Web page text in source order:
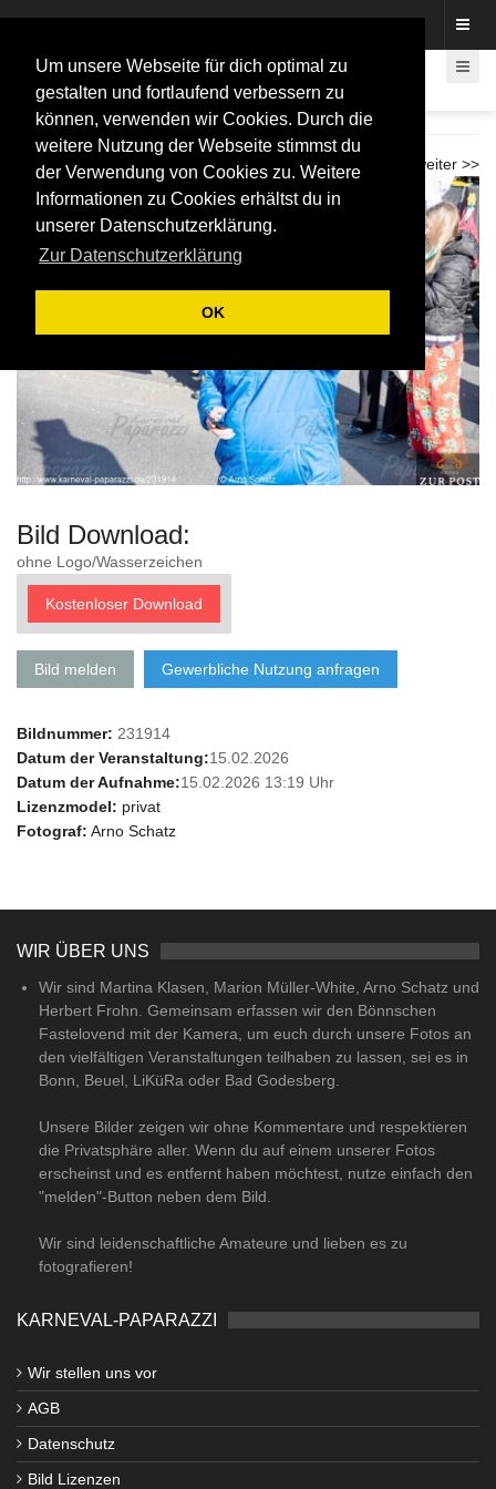
Um unsere Webseite für dich optimal zu
gestalten und fortlaufend verbessern zu
können, verwenden wir Cookies. Durch die
weitere Nutzung der Webseite stimmst du
der Verwendung von Cookies zu. Weitere
Informationen zu Cookies erhältst du in
unserer Datenschutzerklärung.
Zur Datenschutzerklärung
OK
LiKüRa Karnevalzug 2026
weiter >>
<< zurück
Bild Download:
ohne Logo/Wasserzeichen
Kostenloser Download
Bild melden Gewerbliche Nutzung anfragen
Bildnummer: 231914
Datum der Veranstaltung:15.02.2026
Datum der Aufnahme:15.02.2026 13:19 Uhr
Lizenzmodel: privat
Fotograf: Arno Schatz
WIR ÜBER UNS
Wir sind Martina Klasen, Marion Müller-White, Arno Schatz und
Herbert Frohn. Gemeinsam erfassen wir den Bönnschen
Fastelovend mit der Kamera, um euch durch unsere Fotos an
den vielfältigen Veranstaltungen teilhaben zu lassen, sei es in
Bonn, Beuel, LiKüRa oder Bad Godesberg.
Unsere Bilder zeigen wir ohne Kommentare und respektieren
die Privatsphäre aller. Wenn du auf einem unserer Fotos
erscheinst und es entfernt haben möchtest, nutze einfach den
"melden"-Button neben dem Bild.
Wir sind leidenschaftliche Amateure und lieben es zu
fotografieren!
KARNEVAL-PAPARAZZI
Wir stellen uns vor
AGB
Datenschutz
Bild Lizenzen